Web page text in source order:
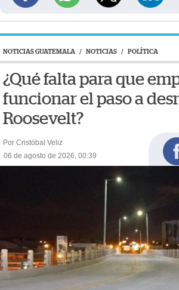
NOTICIAS GUATEMALA / NOTICIAS / POLÍTICA
¿Qué falta para que
funcionar el paso a
Roosevelt?
Por Cristóbal Veliz
06 de agosto de 2026, 00:39